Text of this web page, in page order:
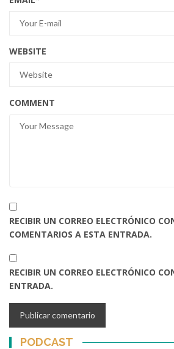
WEBSITE
COMMENT
RECIBIR UN CORREO ELECTRÓNICO
COMENTARIOS A ESTA ENTRADA.
RECIBIR UN CORREO ELECTRÓNICO
ENTRADA.
PODCAST